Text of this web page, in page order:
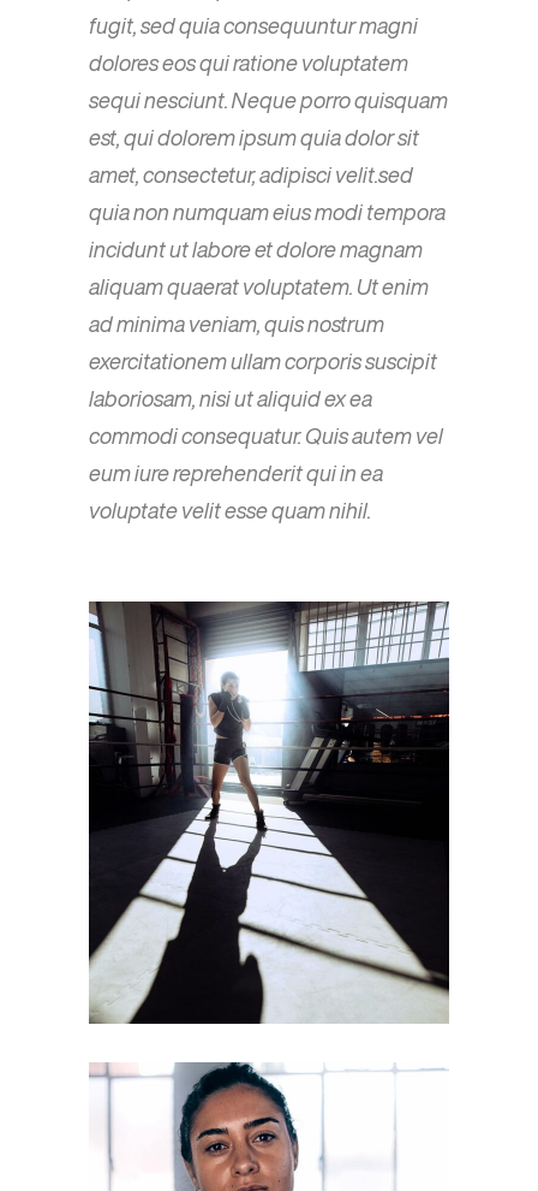
fugit, sed quia consequuntur magni
dolores eos qui ratione voluptatem
sequi nesciunt. Neque porro quisquam
est, qui dolorem ipsum quia dolor sit
amet, consectetur, adipisci velit.sed
quia non numquam eius modi tempora
incidunt ut labore et dolore magnam
aliquam quaerat voluptatem. Ut enim
ad minima veniam, quis nostrum
exercitationem ullam corporis suscipit
laboriosam, nisi ut aliquid ex ea
commodi consequatur. Quis autem vel
eum iure reprehenderit qui in ea
voluptate velit esse quam nihil.